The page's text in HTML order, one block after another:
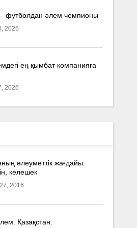
футболдан әлем чемпионы
2026
ең қымбат компанияға
2026
әлеуметтік жағдайы:
келешек
2016
Қазақстан.